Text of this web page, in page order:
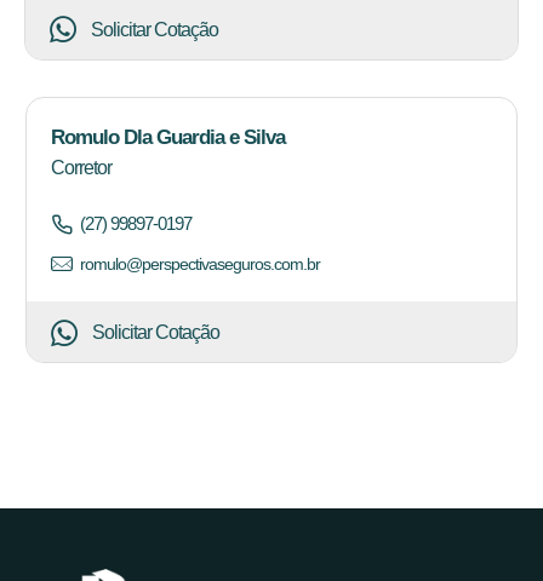
Solicitar Cotação
Romulo Dla Guardia e Silva
Corretor
(27) 99897-0197
romulo@perspectivaseguros.com.br
Solicitar Cotação